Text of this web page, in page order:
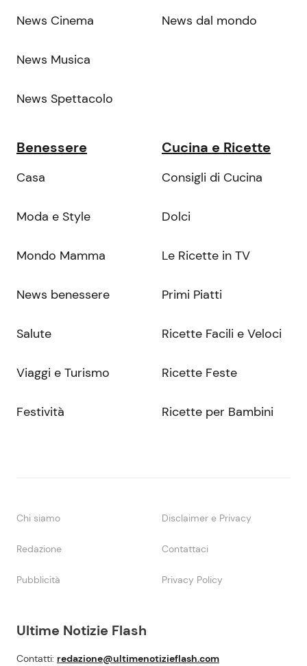
Ultime Notizie Flash
Contatti: redazione@ultimenotizieflash.com
News Cinema
News Musica
News Spettacolo
News dal mondo
Benessere
Casa
Moda e Style
Mondo Mamma
News benessere
Salute
Viaggi e Turismo
Festività
Cucina e Ricette
Consigli di Cucina
Dolci
Le Ricette in TV
Primi Piatti
Ricette Facili e Veloci
Ricette Feste
Ricette per Bambini
Chi siamo Disclaimer e Privacy
Redazione Contattaci
Pubblicità Privacy Policy